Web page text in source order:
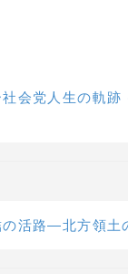
社会党人生の軌
の活路―北方領土